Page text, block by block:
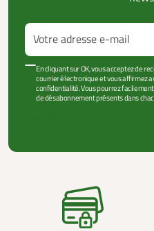
En cliquant sur OK, vous acceptez de
courrier électronique et vous affirmez
confidentialité. Vous pourrez
de désabonnement présents dans